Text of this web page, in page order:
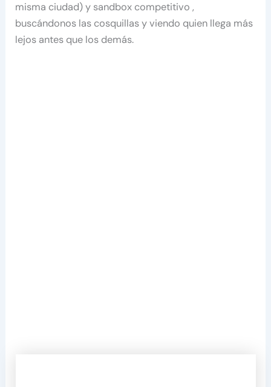
misma ciudad) y sandbox competitivo ,
buscándonos las cosquillas y viendo quien llega más
lejos antes que los demás.